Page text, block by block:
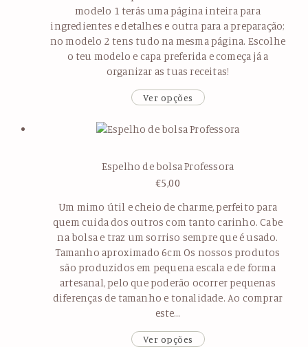
modelo 1 terás uma página inteira para
ingredientes e detalhes e outra para a preparação;
no modelo 2 tens tudo na mesma página. Escolhe
o teu modelo e capa preferida e começa já a
organizar as tuas receitas!
Ver opções
Espelho de bolsa Professora
€5,00
Um mimo útil e cheio de charme, perfeito para
quem cuida dos outros com tanto carinho. Cabe
na bolsa e traz um sorriso sempre que é usado.
Tamanho aproximado 6cm Os nossos produtos
são produzidos em pequena escala e de forma
artesanal, pelo que poderão ocorrer pequenas
diferenças de tamanho e tonalidade. Ao comprar
este…
Ver opções